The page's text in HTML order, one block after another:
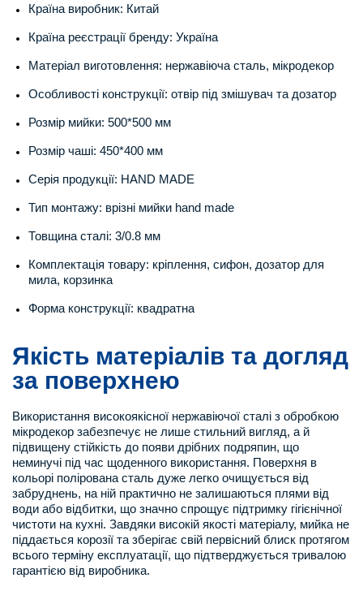
Країна виробник: Китай
Країна реєстрації бренду: Україна
Матеріал виготовлення: нержавіюча сталь, мікродекор
Особливості конструкції: отвір під змішувач та дозатор
Розмір мийки: 500*500 мм
Розмір чаші: 450*400 мм
Серія продукції: HAND MADE
Тип монтажу: врізні мийки hand made
Товщина сталі: 3/0.8 мм
Комплектація товару: кріплення, сифон, дозатор для
мила, корзинка
Форма конструкції: квадратна
Якість матеріалів та догляд
за поверхнею
Використання високоякісної нержавіючої сталі з обробкою
мікродекор забезпечує не лише стильний вигляд, а й
підвищену стійкість до появи дрібних подряпин, що
неминучі під час щоденного використання. Поверхня в
кольорі полірована сталь дуже легко очищується від
забруднень, на ній практично не залишаються плями від
води або відбитки, що значно спрощує підтримку гігієнічної
чистоти на кухні. Завдяки високій якості матеріалу, мийка не
піддається корозії та зберігає свій первісний блиск протягом
всього терміну експлуатації, що підтверджується тривалою
гарантією від виробника.